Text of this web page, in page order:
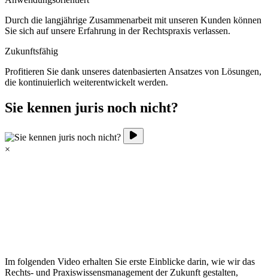
Durch die langjährige Zusammenarbeit mit unseren Kunden können
Sie sich auf unsere Erfahrung in der Rechtspraxis verlassen.
Zukunftsfähig
Profitieren Sie dank unseres datenbasierten Ansatzes von Lösungen,
die kontinuierlich weiterentwickelt werden.
Sie kennen juris noch nicht?
×
Im folgenden Video erhalten Sie erste Einblicke darin, wie wir das
Rechts- und Praxiswissensmanagement der Zukunft gestalten,